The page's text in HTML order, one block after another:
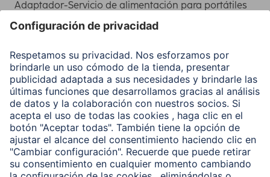
Adaptador-Servicio de alimentación para portátiles
Clientes online
Conviértete en distribuidor
Compañía
Historia de la empresa